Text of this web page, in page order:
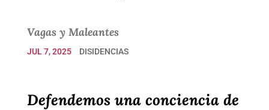
Vagas y Maleantes
JUL 7, 2025 DISIDENCIAS
Defendemos una conciencia de